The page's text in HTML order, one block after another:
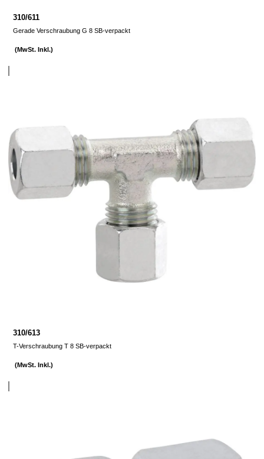
310/611
Gerade Verschraubung G 8 SB-verpackt
(MwSt. Inkl.)
310/613
T-Verschraubung T 8 SB-verpackt
(MwSt. Inkl.)